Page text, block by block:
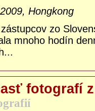
Hongkong
zo
mnoho hodín
fotografí